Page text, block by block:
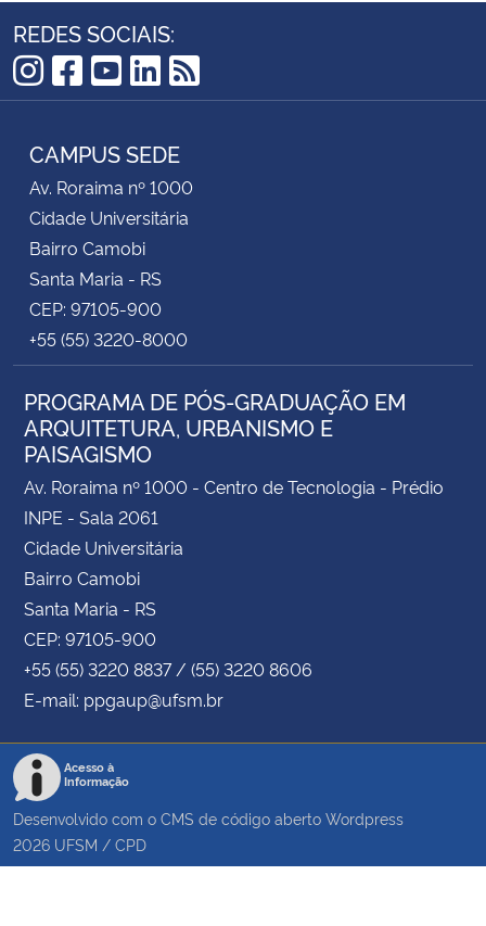
REDES SOCIAIS:
Instagram
Facebook
YouTube
LinkedIn
RSS
CAMPUS SEDE
Av. Roraima nº 1000
Cidade Universitária
Bairro Camobi
Santa Maria - RS
CEP: 97105-900
+55 (55) 3220-8000
PROGRAMA DE PÓS-GRADUAÇÃO EM
ARQUITETURA, URBANISMO E
PAISAGISMO
Av. Roraima nº 1000 - Centro de Tecnologia - Prédio
INPE - Sala 2061
Cidade Universitária
Bairro Camobi
Santa Maria - RS
CEP: 97105-900
+55 (55) 3220 8837 / (55) 3220 8606
E-mail: ppgaup@ufsm.br
Acesso à
Informação
Desenvolvido com o CMS de código aberto Wordpress
2026 UFSM / CPD